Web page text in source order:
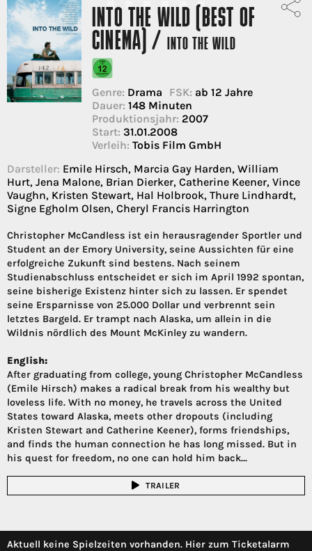
INTO THE WILD (BEST OF
CINEMA) /
INTO THE WILD
Genre: Drama FSK: ab 12 Jahre
Dauer: 148 Minuten
Produktionsjahr: 2007
Start: 31.01.2008
Verleih: Tobis Film GmbH
Darsteller: Emile Hirsch, Marcia Gay Harden, William
Hurt, Jena Malone, Brian Dierker, Catherine Keener, Vince
Vaughn, Kristen Stewart, Hal Holbrook, Thure Lindhardt,
Signe Egholm Olsen, Cheryl Francis Harrington
Christopher McCandless ist ein herausragender Sportler und
Student an der Emory University, seine Aussichten für eine
erfolgreiche Zukunft sind bestens. Nach seinem
Studienabschluss entscheidet er sich im April 1992 spontan,
seine bisherige Existenz hinter sich zu lassen. Er spendet
seine Ersparnisse von 25.000 Dollar und verbrennt sein
letztes Bargeld. Er trampt nach Alaska, um allein in die
Wildnis nördlich des Mount McKinley zu wandern.
English:
After graduating from college, young Christopher McCandless
(Emile Hirsch) makes a radical break from his wealthy but
loveless life. With no money, he travels across the United
States toward Alaska, meets other dropouts (including
Kristen Stewart and Catherine Keener), forms friendships,
and finds the human connection he has long missed. But in
his quest for freedom, no one can hold him back...
TRAILER
Aktuell keine Spielzeiten vorhanden. Hier zum Ticketalarm